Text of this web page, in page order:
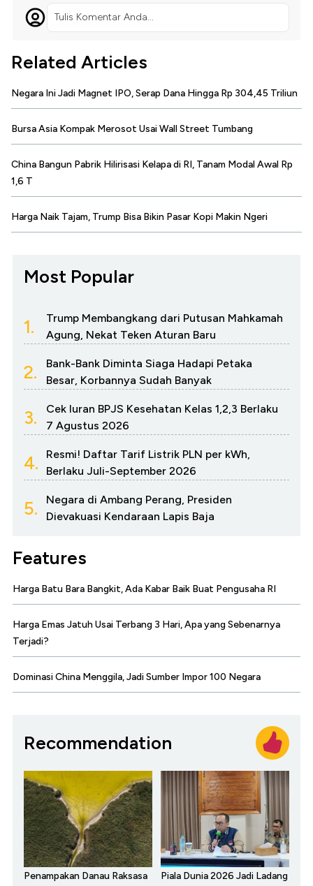
Tulis Komentar Anda...
Related Articles
Negara Ini Jadi Magnet IPO, Serap Dana Hingga Rp 304,45 Triliun
Bursa Asia Kompak Merosot Usai Wall Street Tumbang
China Bangun Pabrik Hilirisasi Kelapa di RI, Tanam Modal Awal Rp
1,6 T
Harga Naik Tajam, Trump Bisa Bikin Pasar Kopi Makin Ngeri
Most Popular
1.
Trump Membangkang dari Putusan Mahkamah
Agung, Nekat Teken Aturan Baru
2.
Bank-Bank Diminta Siaga Hadapi Petaka
Besar, Korbannya Sudah Banyak
3.
Cek Iuran BPJS Kesehatan Kelas 1,2,3 Berlaku
7 Agustus 2026
4.
Resmi! Daftar Tarif Listrik PLN per kWh,
Berlaku Juli-September 2026
5.
Negara di Ambang Perang, Presiden
Dievakuasi Kendaraan Lapis Baja
Features
Harga Batu Bara Bangkit, Ada Kabar Baik Buat Pengusaha RI
Harga Emas Jatuh Usai Terbang 3 Hari, Apa yang Sebenarnya
Terjadi?
Dominasi China Menggila, Jadi Sumber Impor 100 Negara
Recommendation
Penampakan Danau Raksasa
Piala Dunia 2026 Jadi Ladang